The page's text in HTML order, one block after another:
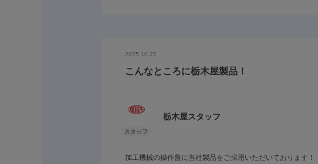
2025.10.27
こんなところに栃木屋製品！
栃木屋スタッフ
加工機械の操作盤に当社製品をご採用いただいております！